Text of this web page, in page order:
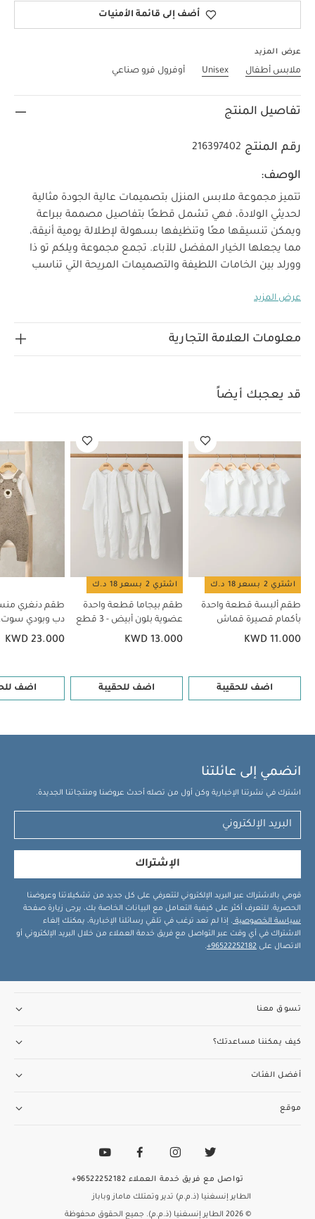
أضف إلى قائمة الأمنيات
عرض المزيد
ملابس أطفال Unisex أوفرول فرو صناعي
تفاصيل المنتج
رقم المنتج 216397402
الوصف:
تتميز مجموعة ملابس المنزل بتصميمات عالية الجودة مثالية
لحديثي الولادة، فهي تشمل قطعًا بتفاصيل مصممة ببراعة
ويمكن تنسيقها معًا وتنظيفها بسهولة لإطلالة يومية أنيقة،
مما يجعلها الخيار المفضل للآباء. تجمع مجموعة ويلكم تو ذا
وورلد بين الخامات اللطيفة والتصميمات المريحة التي تناسب
المفضل لإكمال أناقة طفلك، فهو يتميز بتصميم كلاسيكي فاخر
بالكامل وسحّاب للإغلاق لسهولة الارتداء والتغيير وغطاء رأس
إغلاق بسحّاب لسهولة الارتداء
تصميم مبطن بالكامل للشعور بالراحة والدفء
تعليمات العناية/الإرشادات:
غسل على درجة حرارة 40 درجة مئوية
ممنوع استخدام
المبيضات
تجفيف على درجة حرارة منخفضة
كيّ على درجة
حرارة منخفضة
ممنوع التنظيف الجاف
تغسل الألوان
الداكنة على حدة
الغسيل والكي على الجانب الآخر
قد يعجبك
طقم ألبسة قطعة واحدة بأكمام قصيرة قماش عضوي بلون أبيض
طقم بيجاما قطعة واحدة عضوية بلون أبيض - 3 قطع
دنغري منسوج بنقشة دب وبودي سوت، 2 قطع
طقم منسوج مزين
عرض المزيد
معلومات العلامة التجارية
قد يعجبك أيضاً
اشتري 2 بسعر 18 د.ك
طقم ألبسة قطعة واحدة
بأكمام قصيرة قماش
عضوي بلون أبيض - 5 قطع
KWD 11.000
اضف للحقيبة
اشتري 2 بسعر 18 د.ك
طقم بيجاما قطعة واحدة
عضوية بلون أبيض - 3 قطع
KWD 13.000
اضف للحقيبة
طقم دنغري
دب وبودي سوت، 2
KWD 23.000
اضف
انضمي إلى عائلتنا
اشترك في نشرتنا الإخبارية وكن أول من تصله أحدث عروضنا ومنتجاتنا الجديدة.
الإشتراك
قومي بالاشتراك عبر البريد الإلكتروني لتتعرفي على كل جديد من تشكيلاتنا وعروضنا
الحصرية. للتعرف أكثر على كيفية التعامل مع البيانات الخاصة بك، يرجى زيارة صفحة
سياسة الخصوصية . إذا لم تعد ترغب في تلقي رسائلنا الإخبارية، يمكنك إلغاء
الاشتراك في أي وقت عبر التواصل مع فريق خدمة العملاء من خلال البريد الإلكتروني أو
الاتصال على 96522252182+
.
تسوق معنا
كيف يمكننا مساعدتك؟
أفضل الفئات
موقع
الطاير إنسغنيا (ذ.م.م) تدير وتمتلك ماماز وباباز
© 2026 الطاير إنسغنيا (ذ.م.م). جميع الحقوق محفوظة
تواصل مع فريق خدمة العملاء 96522252182+